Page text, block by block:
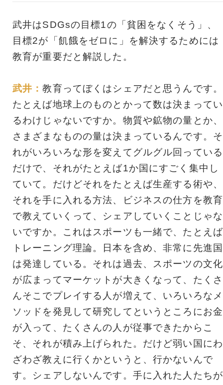
武井はSDGsの目標1の「貧困をなくそう」、
目標2が「飢餓をゼロに」を解決するためには
教育が重要だと解説した。
武井：教育ってぼくはシェアだと思うんです。
たとえば地球上のものとかって数は決まってい
るわけじゃないですか。物質や鉱物の量とか、
さまざまなものの量は決まっているんです。そ
れがいろいろな形を変えてグルグル回っている
だけで、それがたとえば1か国にすごく集中し
ていて。だけどそれをたとえば生産する術や、
それを手に入れる方法、ビジネスの仕方を教育
で教えていくって、シェアしていくことじゃな
いですか。これはスポーツも一緒で、たとえば
トレーニング理論。日本を含め、非常に先進国
は発達している。それは過去、スポーツの文化
が広まってマーケットが大きくなって、たくさ
んそこでプレイする人が増えて、いろいろなメ
ソッドを発見して研究してというところにお金
が入って、たくさんの人が従事できたからこ
そ、それが積み上げられた。だけど弱い国にわ
ざわざ教えに行くかというと、行かないんで
す。シェアしないんです。手に入れた人たちが